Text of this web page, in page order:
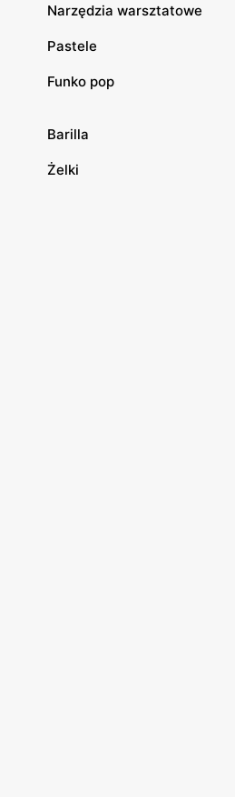
Narzędzia warsztatowe
Pastele
Funko pop
Barilla
Żelki